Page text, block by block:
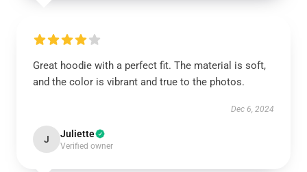
Great hoodie with a perfect fit. The material is soft,
and the color is vibrant and true to the photos.
Dec 6, 2024
J Juliette
Verified owner